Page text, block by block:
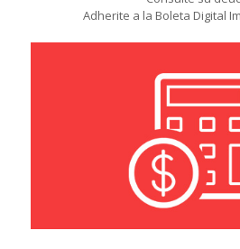
Adherite a la Boleta Digital